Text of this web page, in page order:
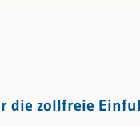
die zollfreie